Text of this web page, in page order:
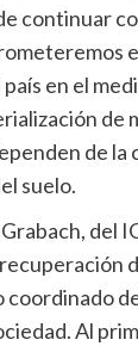
continuar
en el
de
de la
suelo.
del
coordinado
Al